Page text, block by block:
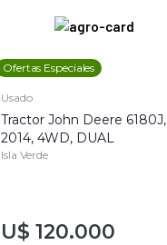
Ofertas Especiales
Usado
Tractor John Deere 6180J,
2014, 4WD, DUAL
Isla Verde
U$ 120.000